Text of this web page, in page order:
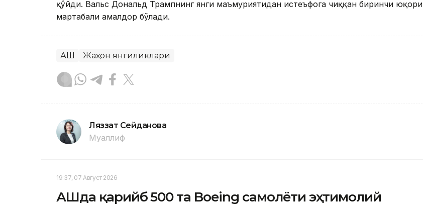
қўйди. Вальс Дональд Трампнинг янги маъмуриятидан истеъфога чиққан биринчи юқори
мартабали амалдор бўлади.
АҚШ Жаҳон янгиликлари
Ляззат Сейданова
Муаллиф
19:37, 07 Август 2026
АҚШда қарийб 500 та Boeing самолёти эҳтимолий